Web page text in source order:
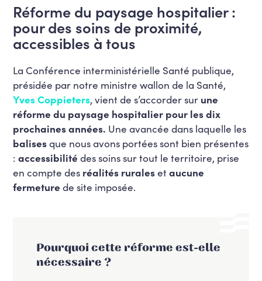
Réforme du paysage hospitalier :
pour des soins de proximité,
accessibles à tous
La Conférence interministérielle Santé publique,
présidée par notre ministre wallon de la Santé,
Yves Coppieters, vient de s’accorder sur une
réforme du paysage hospitalier pour les dix
prochaines années. Une avancée dans laquelle les
balisesque nous avons portées sont bien présentes
:accessibilité des soins sur tout le territoire, prise
en compte des réalités ruralesetaucune
fermeture de site imposée.
Pourquoi cette réforme est-elle
nécessaire ?